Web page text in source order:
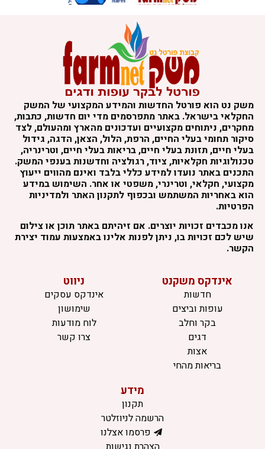
משק נט הוא פורטל החדשות והמידע המקצועי של המשק
החקלאי בישראל. באתר מתפרסמים מדי יום חדשות, כתבות,
מחקרים, ניתוחים מקצועיים ועדכונים מהארץ ומהעולם, לצד
סיקור תחומי בעלי החיים, הרפת, הלול, הצאן, הדגה, גידול
בעלי חיים, תזונת בעלי חיים, בריאות בעלי חיים, וטרינריה,
טכנולוגיות חקלאיות, ציוד, רגולציה וחדשנות בענפי המשק.
התכנים באתר נועדו למידע כללי בלבד ואינם מהווים ייעוץ
מקצועי, חקלאי, וטרינרי, משפטי או אחר. השימוש במידע
הוא באחריות המשתמש ובכפוף לתקנון האתר ולמדיניות
הפרטיות.
אנו מכבדים זכויות יוצרים. אם זיהיתם באתר תוכן או צילום
שיש לכם זכויות בו, ניתן לפנות אלינו באמצעות עמוד יצירת
הקשר.
אינדקס משקנט
חדשות
עופות וביצים
בקר וחלב
דגים
אצות
בריאות מהחי
ניווט
אינדקס עסקים
שימושון
לוח מודעות
צרו קשר
מידע
תקנון
הרשמה לניוזלטר
פרסמו אצלנו